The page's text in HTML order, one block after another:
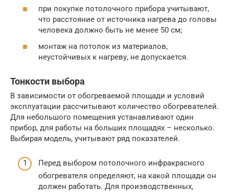
при покупке потолочного прибора учитывают,
что расстояние от источника нагрева до головы
человека должно быть не менее 50 см;
монтаж на потолок из материалов,
неустойчивых к нагреву, не допускается.
Тонкости выбора
В зависимости от обогреваемой площади и условий
эксплуатации рассчитывают количество обогревателей.
Для небольшого помещения устанавливают один
прибор, для работы на больших площадях – несколько.
Выбирая модель, учитывают ряд показателей.
Перед выбором потолочного инфракрасного
обогревателя определяют, на какой площади он
должен работать. Для производственных,